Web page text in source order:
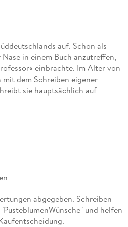
auf. Schon als
in einem Buch anzutreffen,
einbrachte. Im Alter von
dem Schreiben eigener
sie hauptsächlich auf
sie als Psychologin, gab
und Schreibwarenfaible und
abgegeben. Schreiben
und helfen